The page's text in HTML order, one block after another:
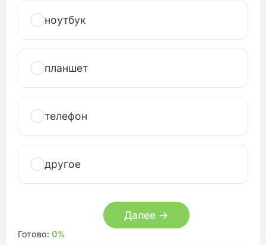
ноутбук
планшет
телефон
другое
Готово: 0%
Далее →